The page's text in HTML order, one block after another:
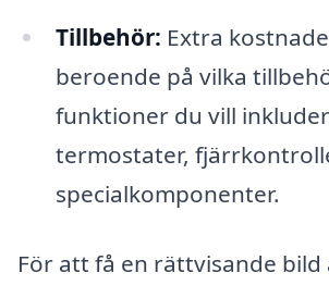
Tillbehör: Extra
beroende på vilka
funktioner du vill
termostater,
specialkomponenter.
För att få en rättvisande bild